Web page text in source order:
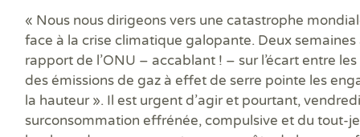
« Nous nous dirigeons vers une catastrophe
face à la crise climatique galopante. Deux
rapport de l’ONU – accablant ! – sur l’écart entre
des émissions de gaz à effet de serre pointe les
la hauteur». Il est urgent d’agir et pourtant,
surconsommation effrénée, compulsive et du tout-